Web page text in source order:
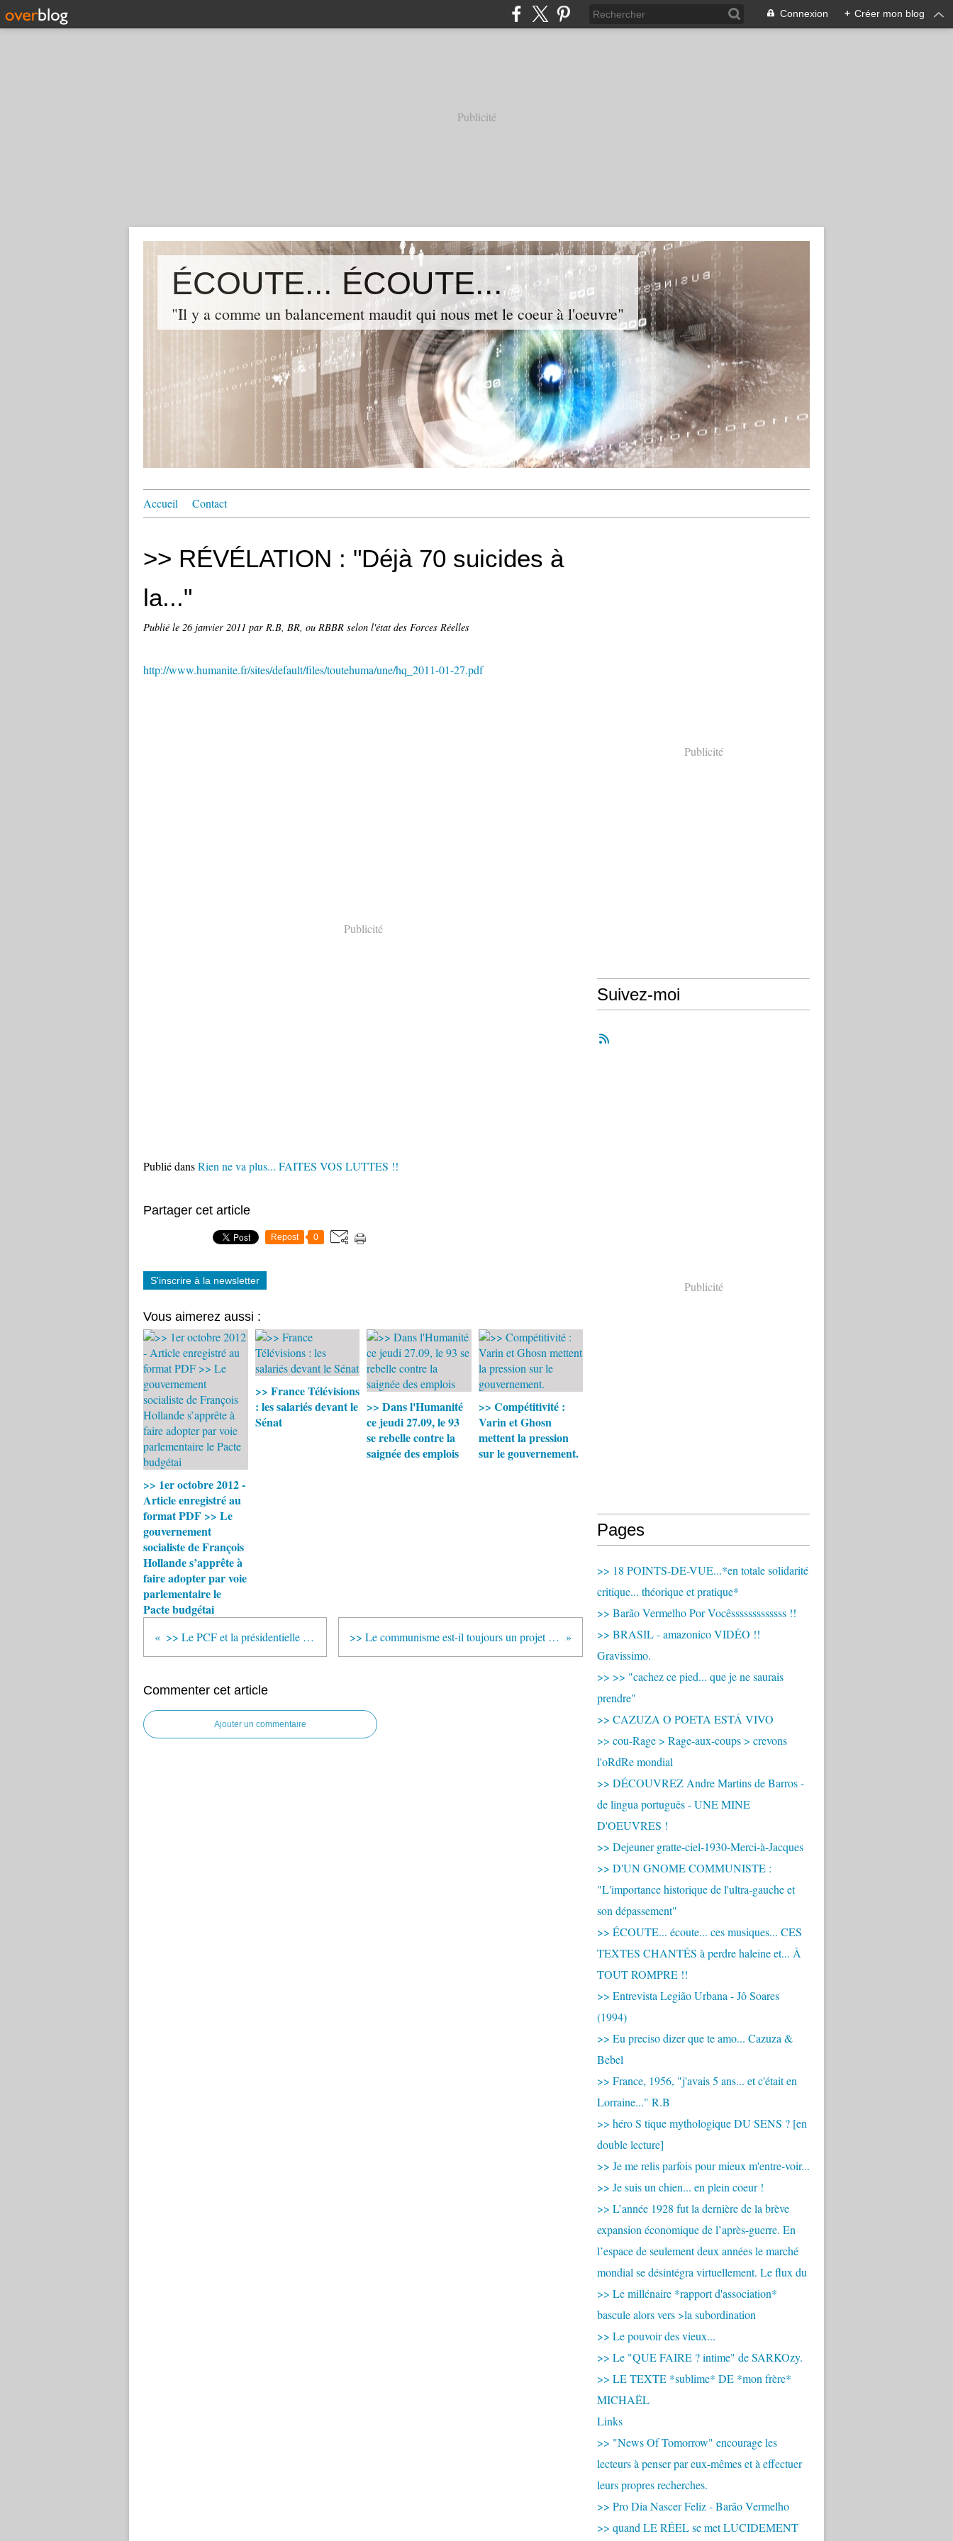
Connexion + Créer mon blog
Publicité
ÉCOUTE... ÉCOUTE...
"Il y a comme un balancement maudit qui nous met le coeur à l'oeuvre"
Accueil Contact
>> RÉVÉLATION : "Déjà 70 suicides à
la..."
Publié le 26 janvier 2011 par R.B, BR, ou RBBR selon l'état des Forces Réelles
http://www.humanite.fr/sites/default/files/toutehuma/une/hq_2011-01-27.pdf
Publicité
Publié dansRien ne va plus... FAITES VOS LUTTES !!
Partager cet article
Repost 0
S'inscrire à la newsletter
Vous aimerez aussi :
>> 1er octobre 2012 -
Article enregistré au
format PDF >> Le
gouvernement
socialiste de François
Hollande s’apprête à
faire adopter par voie
parlementaire le
Pacte budgétai
>> France Télévisions
: les salariés devant le
Sénat
>> Dans l'Humanité
ce jeudi 27.09, le 93
se rebelle contre la
saignée des emplois
>> Compétitivité :
Varin et Ghosn
mettent la pression
sur le gouvernement.
>> Le PCF et la présidentielle de 2012 >> Le communisme est-il toujours un projet d’avenir ?
Commenter cet article
Ajouter un commentaire
Publicité
Suivez-moi
Publicité
Pages
>> 18 POINTS-DE-VUE...*en totale solidarité
critique... théorique et pratique*
>> Barão Vermelho Por Vocêsssssssssssss !!
>> BRASIL - amazonico VIDÉO !!
Gravissimo.
>> >> "cachez ce pied... que je ne saurais
prendre"
>> CAZUZA O POETA ESTÁ VIVO
>> cou-Rage > Rage-aux-coups > crevons
l'oRdRe mondial
>> DÉCOUVREZ Andre Martins de Barros -
de lingua português - UNE MINE
D'OEUVRES !
>> Dejeuner gratte-ciel-1930-Merci-à-Jacques
>> D'UN GNOME COMMUNISTE :
"L'importance historique de l'ultra-gauche et
son dépassement"
>> ÉCOUTE... écoute... ces musiques... CES
TEXTES CHANTÉS à perdre haleine et... À
TOUT ROMPRE !!
>> Entrevista Legião Urbana - Jô Soares
(1994)
>> Eu preciso dizer que te amo... Cazuza &
Bebel
>> France, 1956, "j'avais 5 ans... et c'était en
Lorraine..." R.B
>> héro S tique mythologique DU SENS ? [en
double lecture]
>> Je me relis parfois pour mieux m'entre-voir...
>> Je suis un chien... en plein coeur !
>> L’année 1928 fut la dernière de la brève
expansion économique de l’après-guerre. En
l’espace de seulement deux années le marché
mondial se désintégra virtuellement. Le flux du
>> Le millénaire *rapport d'association*
bascule alors vers >la subordination
>> Le pouvoir des vieux...
>> Le "QUE FAIRE ? intime" de SARKOzy.
>> LE TEXTE *sublime* DE *mon frère*
MICHAËL
Links
>> "News Of Tomorrow" encourage les
lecteurs à penser par eux-mêmes et à effectuer
leurs propres recherches.
>> Pro Dia Nascer Feliz - Barão Vermelho
>> quand LE RÉEL se met LUCIDEMENT